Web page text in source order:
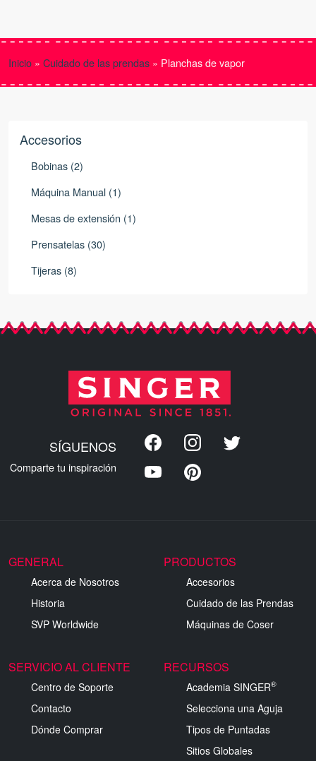
Inicio » Cuidado de las prendas » Planchas de vapor
Accesorios
Bobinas (2)
Máquina Manual (1)
Mesas de extensión (1)
Prensatelas (30)
Tijeras (8)
SÍGUENOS
Comparte tu inspiración
GENERAL
Acerca de Nosotros
Historia
SVP Worldwide
PRODUCTOS
Accesorios
Cuidado de las Prendas
Máquinas de Coser
SERVICIO AL CLIENTE
Centro de Soporte
Contacto
Dónde Comprar
RECURSOS
Academia SINGER®
Selecciona una Aguja
Tipos de Puntadas
Sitios Globales